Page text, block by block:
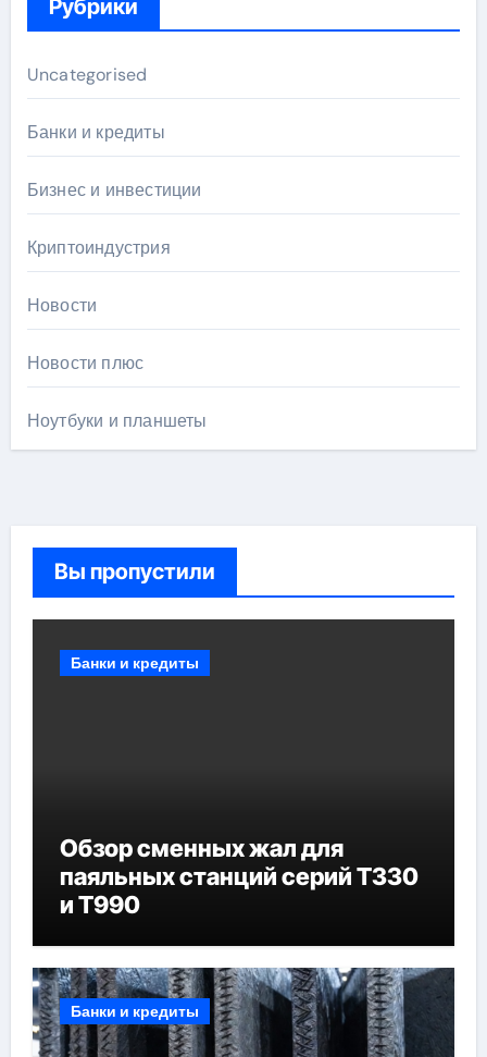
Рубрики
Uncategorised
Банки и кредиты
Бизнес и инвестиции
Криптоиндустрия
Новости
Новости плюс
Ноутбуки и планшеты
Вы пропустили
Банки и кредиты
Обзор сменных жал для
паяльных станций серий T330
и T990
Банки и кредиты